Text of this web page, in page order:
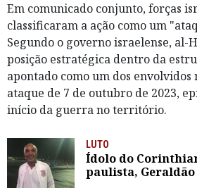
Em comunicado conjunto, forças
classificaram a ação como um
Segundo o governo israelense, al-
posição estratégica dentro da
apontado como um dos
ataque de 7 de outubro de 2023,
início da guerra no território.
LUTO
Ídolo do
paulista, Geraldão